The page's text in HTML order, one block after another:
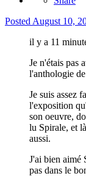
Posted August 10,
il y a 11
Je n'étais pas
l'anthologie
Je suis assez
l'exposition
son oeuvre,
lu Spirale, et
aussi.
J'ai bien aimé
pas dans le